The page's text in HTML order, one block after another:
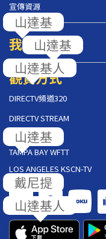
宣傳資源
我們的節目
觀賞方式
DIRECTV頻道320
DIRECTV STREAM
AT&T U-VERSE
TAMPA BAY WFTT
LOS ANGELES KSCN-TV
山達基
山達基
山達基人
山達基
戴尼提
山達基人